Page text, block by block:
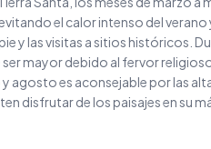
el calor intenso del verano
y las visitas a sitios históricos.
ser mayor debido al fervor
agosto es aconsejable por las
disfrutar de los paisajes en su